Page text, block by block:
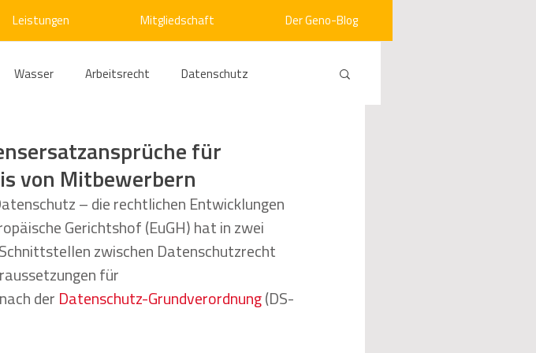
Leistungen Mitgliedschaft Der Geno-Blog
Wasser Arbeitsrecht Datenschutz
Entsorgung/Abfall Umweltrecht Vergabe
Wirtschafts- und Handelsrecht Kommunen
für
von Mitbewerbern
– die rechtlichen Entwicklungen
Gerichtshof (EuGH) hat in zwei
zwischen Datenschutzrecht
für
der Datenschutz-Grundverordnung (DS-